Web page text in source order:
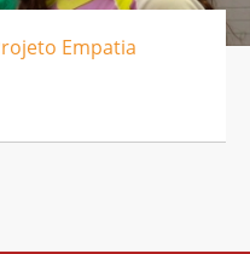
Empatia